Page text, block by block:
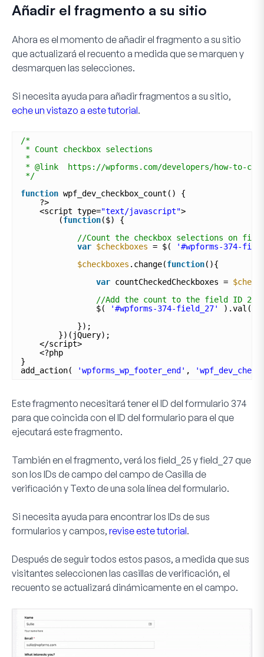
Añadir el fragmento a su sitio
Ahora es el momento de añadir el fragmento a su sitio
que actualizará el recuento a medida que se marquen y
desmarquen las selecciones.
Si necesita ayuda para añadir fragmentos a su sitio,
eche un vistazo a este tutorial.
/*
* Count checkbox selections
*
* @link  https://wpforms.com/developers/how-to-
*/
function wpf_dev_checkbox_count() {
?>
<script type="text/javascript">
(function($) {
//Count the checkbox selections on
var $checkboxes = $(
'#wpforms-374-
$checkboxes .change(function(){
var countCheckedCheckboxes =
//Add the count to the field ID 27
$(
'#wpforms-374-field_27'
});
})(jQuery);
</script>
<?php
}
add_action(
'wpforms_wp_footer_end' ,
Este fragmento necesitará tener el ID del formulario 374
para que coincida con el ID del formulario para el que
ejecutará este fragmento.
También en el fragmento, verá los field_25 yfield_27 que
son los IDs de campo del campo de Casilla de
verificación y Texto de una sola línea del formulario.
Si necesita ayuda para encontrar los IDs de sus
formularios y campos, revise este tutorial.
Después de seguir todos estos pasos, a medida que sus
visitantes seleccionen las casillas de verificación, el
recuento se actualizará dinámicamente en el campo.